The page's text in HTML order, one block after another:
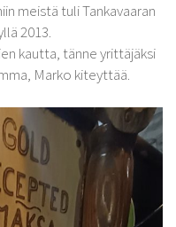
meistä tuli Tankavaaran
2013.
kautta, tänne yrittäjäksi
Marko kiteyttää.